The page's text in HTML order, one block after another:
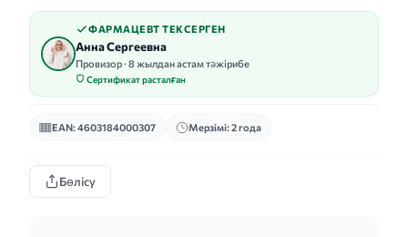
ФАРМАЦЕВТ ТЕКСЕРГЕН
Анна Сергеевна
Провизор · 8 жылдан астам тәжірибе
Сертификат расталған
EAN: 4603184000307 Мерзімі: 2 года
Бөлісу